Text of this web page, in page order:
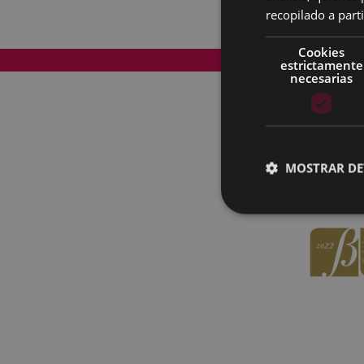
Mapa del Sitio
recopilado a
Cookies
estrictamente
necesarias
MOSTRAR